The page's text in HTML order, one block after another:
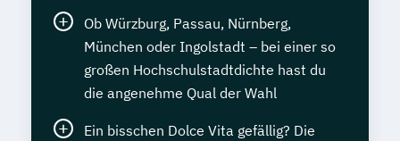
Ob Würzburg, Passau, Nürnberg,
München oder Ingolstadt – bei einer so
großen Hochschulstadtdichte hast du
die angenehme Qual der Wahl
Ein bisschen Dolce Vita gefällig? Die